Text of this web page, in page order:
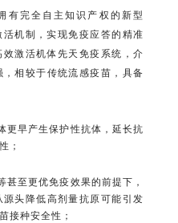
有完全自主知识产权的新型
机制，实现免疫应答的精准
激活机体先天免疫系统，介
相较于传统流感疫苗，具备
更早产生保护性抗体，延长抗
；
至更优免疫效果的前提下，
头降低高剂量抗原可能引发
接种安全性；